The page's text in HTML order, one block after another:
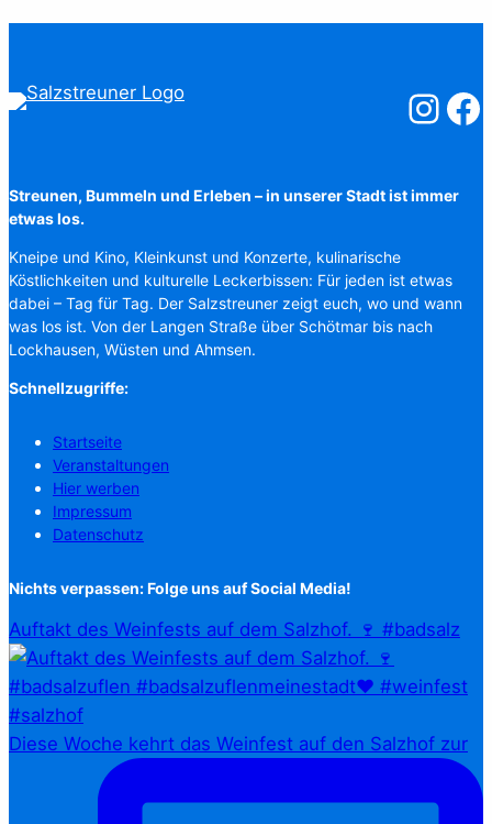
Streunen, Bummeln und Erleben – in unserer Stadt ist immer
etwas los.
Kneipe und Kino, Kleinkunst und Konzerte, kulinarische
Köstlichkeiten und kulturelle Leckerbissen: Für jeden ist etwas
dabei – Tag für Tag. Der Salzstreuner zeigt euch, wo und wann
was los ist. Von der Langen Straße über Schötmar bis nach
Lockhausen, Wüsten und Ahmsen.
Schnellzugriffe:
Startseite
Veranstaltungen
Hier werben
Impressum
Datenschutz
Nichts verpassen: Folge uns auf Social Media!
Auftakt des Weinfests auf dem Salzhof. 🍷 #badsalz
Diese Woche kehrt das Weinfest auf den Salzhof zur